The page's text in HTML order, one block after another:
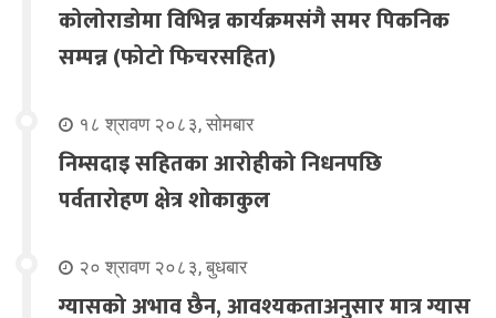
कोलोराडोमा विभिन्न कार्यक्रमसंगै समर पिकनिक
सम्पन्न (फोटो फिचरसहित)
१८ श्रावण २०८३, सोमबार
निम्सदाइ सहितका आरोहीको निधनपछि
पर्वतारोहण क्षेत्र शोकाकुल
२० श्रावण २०८३, बुधबार
ग्यासको अभाव छैन, आवश्यकताअनुसार मात्र ग्यास